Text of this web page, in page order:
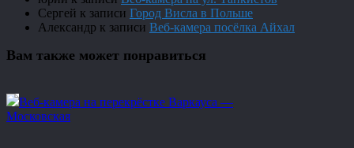
Сергей к записи Город Висла в Польше
Александр к записи Веб-камера посёлка Айхал
Вам также может понравиться
Веб-камера на перекрёстке Варкауса —
Московская